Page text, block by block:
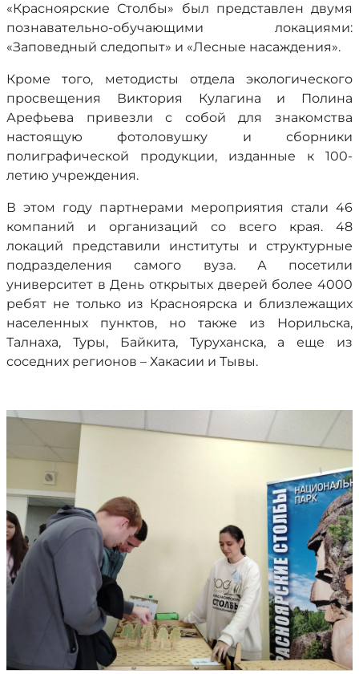
«Красноярские Столбы» был представлен двумя
познавательно-обучающими локациями:
«Заповедный следопыт» и «Лесные насаждения».
Кроме того, методисты отдела экологического
просвещения Виктория Кулагина и Полина
Арефьева привезли с собой для знакомства
настоящую фотоловушку и сборники
полиграфической продукции, изданные к 100-
летию учреждения.
В этом году партнерами мероприятия стали 46
компаний и организаций со всего края. 48
локаций представили институты и структурные
подразделения самого вуза. А посетили
университет в День открытых дверей более 4000
ребят не только из Красноярска и близлежащих
населенных пунктов, но также из Норильска,
Талнаха, Туры, Байкита, Туруханска, а еще из
соседних регионов – Хакасии и Тывы.